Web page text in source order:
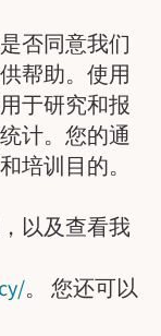
否同意我们
帮助。使用
于研究和报
计。您的通
培训目的。
以及查看我
。 您还可以